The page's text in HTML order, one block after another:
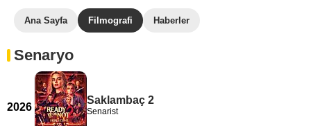
Ana Sayfa Filmografi Haberler
Senaryo
2026
Saklambaç 2
Senarist